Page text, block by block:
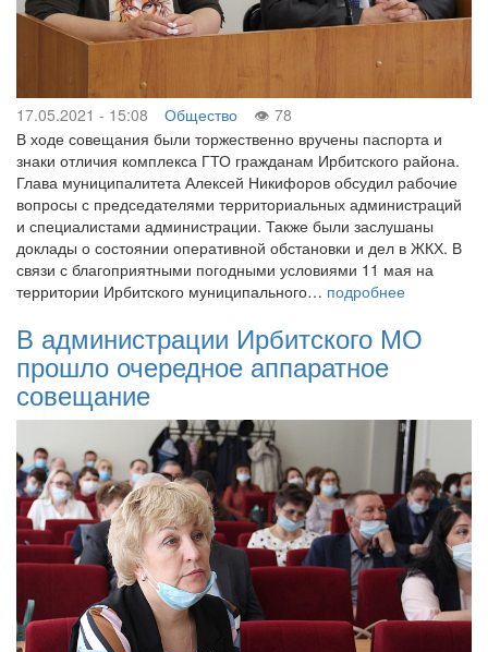
17.05.2021 - 15:08 Общество
78
В ходе совещания были торжественно вручены паспорта и
знаки отличия комплекса ГТО гражданам Ирбитского района.
Глава муниципалитета Алексей Никифоров обсудил рабочие
вопросы с председателями территориальных администраций
и специалистами администрации. Также были заслушаны
доклады о состоянии оперативной обстановки и дел в ЖКХ. В
связи с благоприятными погодными условиями 11 мая на
территории Ирбитского муниципального… подробнее
В администрации Ирбитского МО
прошло очередное аппаратное
совещание